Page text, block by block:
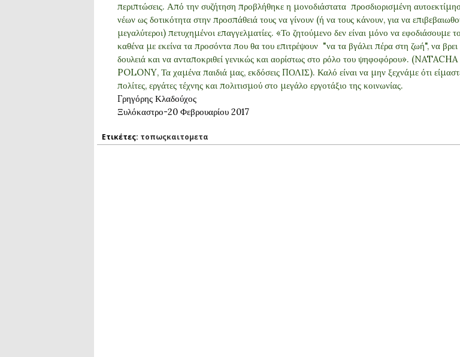
περιπτώσεις. Από την συζήτηση προβλήθηκε η μονοδιάστατα προσδιορισμένη
νέων ως δοτικότητα στην προσπάθειά τους να γίνουν (ή να τους κάνουν, για να
μεγαλύτεροι) πετυχημένοι επαγγελματίες. «Το ζητούμενο δεν είναι μόνο να εφοδιάσουμε
καθένα με εκείνα τα προσόντα που θα του επιτρέψουν "να τα βγάλει πέρα στη ζωή", να βρει
δουλειά και να ανταποκριθεί γενικώς και αορίστως στο ρόλο του ψηφοφόρου». (NATACHA
POLONY, Τα χαμένα παιδιά μας, εκδόσεις ΠΟΛΙΣ). Καλό είναι να μην ξεχνάμε ότι
πολίτες, εργάτες τέχνης και πολιτισμού στο μεγάλο εργοτάξιο της κοινωνίας.
Γρηγόρης Κλαδούχος
Ξυλόκαστρο-20 Φεβρουαρίου 2017
Ετικέτες: τοπωςκαιτομετα